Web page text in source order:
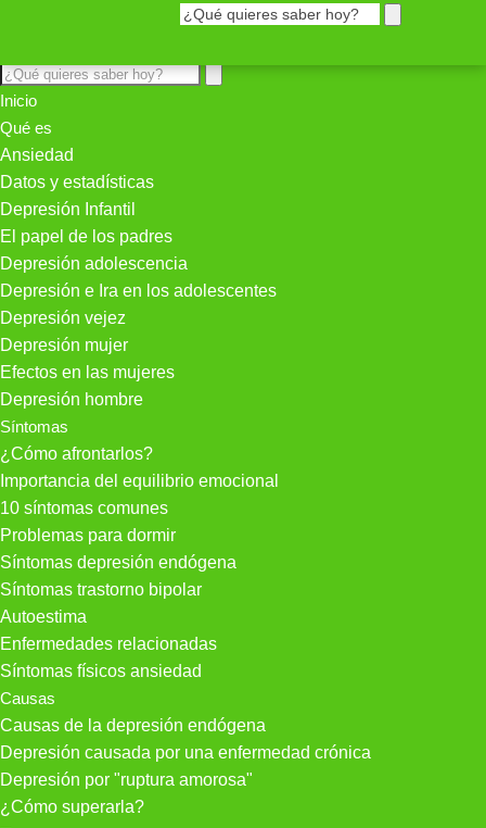
Inicio
Qué es
Ansiedad
Datos y estadísticas
Depresión Infantil
El papel de los padres
Depresión adolescencia
Depresión e Ira en los adolescentes
Depresión vejez
Depresión mujer
Efectos en las mujeres
Depresión hombre
Síntomas
¿Cómo afrontarlos?
Importancia del equilibrio emocional
10 síntomas comunes
Problemas para dormir
Síntomas depresión endógena
Síntomas trastorno bipolar
Autoestima
Enfermedades relacionadas
Síntomas físicos ansiedad
Causas
Causas de la depresión endógena
Depresión causada por una enfermedad crónica
Depresión por "ruptura amorosa"
¿Cómo superarla?